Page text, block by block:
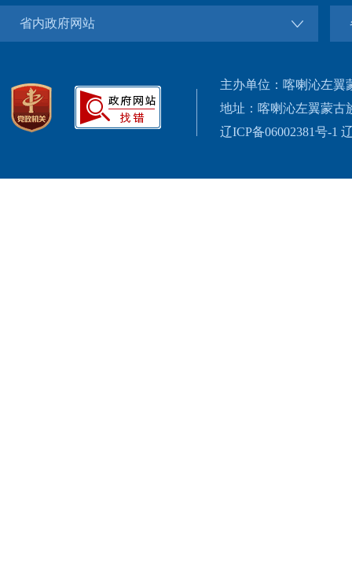
省内政府网站
主办单位：喀喇沁左翼
地址：喀喇沁左翼蒙古
辽ICP备06002381号-1